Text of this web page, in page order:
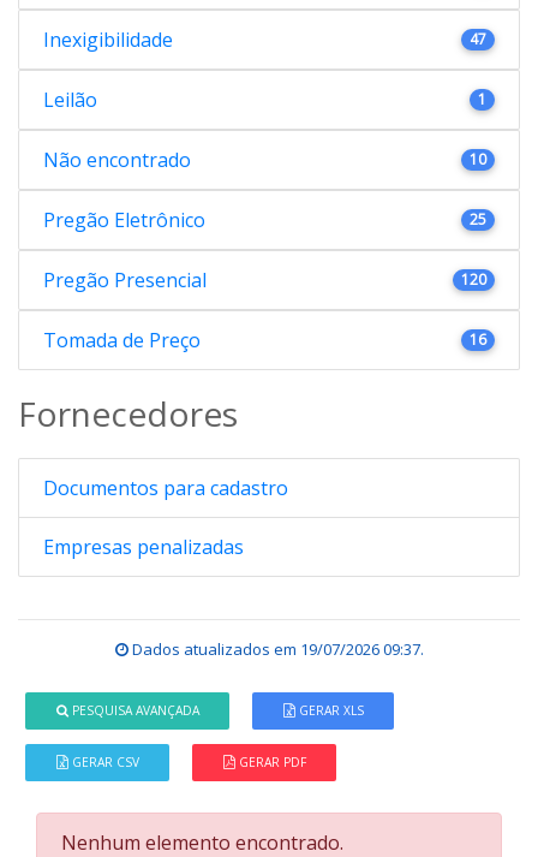
Inexigibilidade 47
Leilão 1
Não encontrado 10
Pregão Eletrônico 25
Pregão Presencial 120
Tomada de Preço 16
Fornecedores
Documentos para cadastro
Empresas penalizadas
Dados atualizados em 19/07/2026 09:37.
PESQUISA AVANÇADA GERAR XLS
GERAR CSV GERAR PDF
Nenhum elemento encontrado.